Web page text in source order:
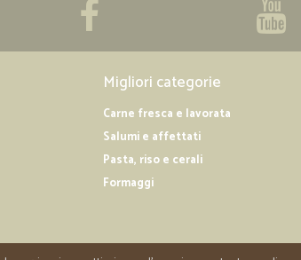
Migliori categorie
Carne fresca e lavorata
Salumi e affettati
Pasta, riso e cerali
Formaggi